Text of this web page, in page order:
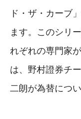
ド・ザ・カーブ
ます。このシリ
れぞれの専門家
は、野村證券チ
二朗が為替につ